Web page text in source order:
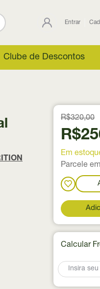
Entrar
Clube de Descontos
R$320,00
Em
Parcele
Calcular